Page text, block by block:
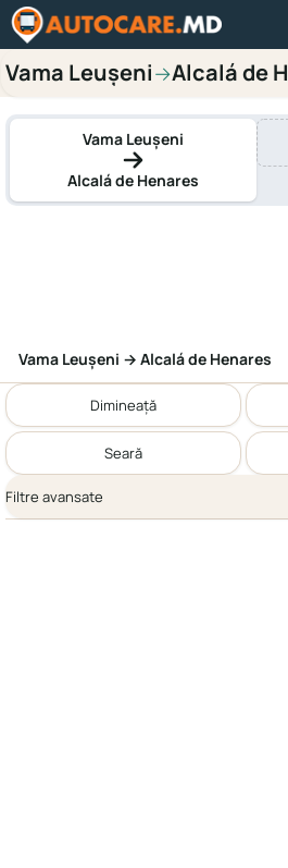
Vama Leușeni→Alcalá de
Vama Leușeni
Alcalá de Henares
Vama Leușeni → Alcalá de Henares
Dimineață
Seară
Filtre avansate